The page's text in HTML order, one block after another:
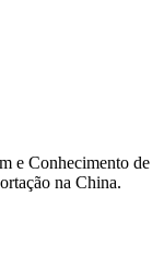
e Conhecimento de
na China.